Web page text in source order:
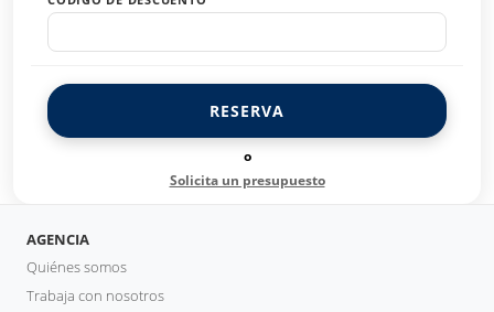
RESERVA
o
Solicita un presupuesto
AGENCIA
Quiénes somos
Trabaja con nosotros